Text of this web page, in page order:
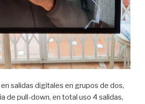
salidas digitales en grupos de dos,
de pull-down, en total uso 4 salidas,